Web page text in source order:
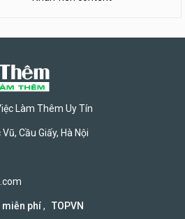
Làm Thêm Uy Tín
Cầu Giấy, Hà Nội
miễn phí, TOPVN